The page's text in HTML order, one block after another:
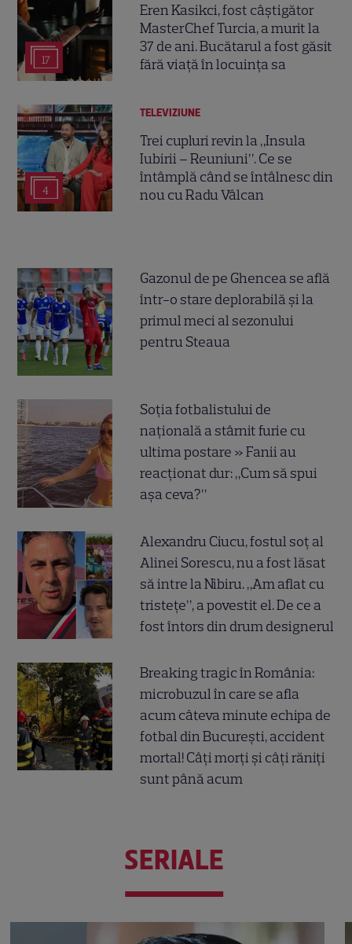
17
Eren Kasikci, fost câștigător
MasterChef Turcia, a murit la
37 de ani. Bucătarul a fost găsit
fără viață în locuința sa
4
TELEVIZIUNE
Trei cupluri revin la „Insula
Iubirii – Reuniuni”. Ce se
întâmplă când se întâlnesc din
nou cu Radu Vâlcan
Gazonul de pe Ghencea se află
într-o stare deplorabilă și la
primul meci al sezonului
pentru Steaua
Soția fotbalistului de
națională a stârnit furie cu
ultima postare » Fanii au
reacționat dur: „Cum să spui
așa ceva?”
Alexandru Ciucu, fostul soț al
Alinei Sorescu, nu a fost lăsat
să intre la Nibiru. „Am aflat cu
tristețe”, a povestit el. De ce a
fost întors din drum designerul
Breaking tragic în România:
microbuzul în care se afla
acum câteva minute echipa de
fotbal din București, accident
mortal! Câți morți și câți răniți
sunt până acum
SERIALE